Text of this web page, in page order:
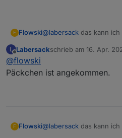
F Flowski@labersack das kann
unzuverlässig.
L
Offline
Labersackschrieb am 16. Apr.
zuletzt editiert von
@flowski
Päckchen ist angekommen.
F Flowski@labersack das kann